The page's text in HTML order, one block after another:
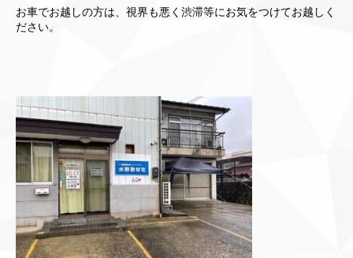
お車でお越しの方は、視界も悪く渋滞等にお気をつけてお越しく
ださい。